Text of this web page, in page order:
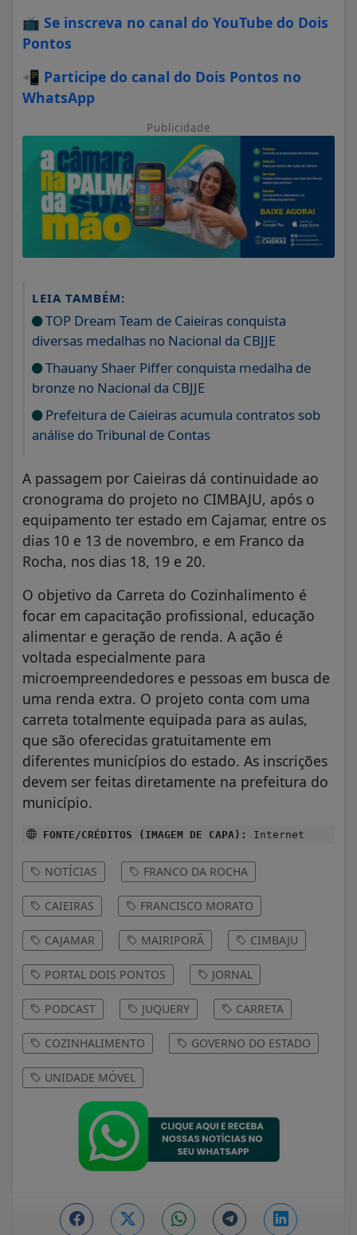
📺 Se inscreva no canal do YouTube do Dois
Pontos
📲 Participe do canal do Dois Pontos no
WhatsApp
Publicidade
LEIA TAMBÉM:
TOP Dream Team de Caieiras conquista
diversas medalhas no Nacional da CBJJE
Thauany Shaer Piffer conquista medalha de
bronze no Nacional da CBJJE
Prefeitura de Caieiras acumula contratos sob
análise do Tribunal de Contas
A passagem por Caieiras dá continuidade ao
cronograma do projeto no CIMBAJU, após o
equipamento ter estado em Cajamar, entre os
dias 10 e 13 de novembro, e em Franco da
Rocha, nos dias 18, 19 e 20.
O objetivo da Carreta do Cozinhalimento é
focar em capacitação profissional, educação
alimentar e geração de renda. A ação é
voltada especialmente para
microempreendedores e pessoas em busca de
uma renda extra. O projeto conta com uma
carreta totalmente equipada para as aulas,
que são oferecidas gratuitamente em
diferentes municípios do estado. As inscrições
devem ser feitas diretamente na prefeitura do
município.
FONTE/CRÉDITOS (IMAGEM DE CAPA): Internet
NOTÍCIAS FRANCO DA ROCHA
CAIEIRAS FRANCISCO MORATO
CAJAMAR MAIRIPORÃ CIMBAJU
PORTAL DOIS PONTOS JORNAL
PODCAST JUQUERY CARRETA
COZINHALIMENTO GOVERNO DO ESTADO
UNIDADE MÓVEL